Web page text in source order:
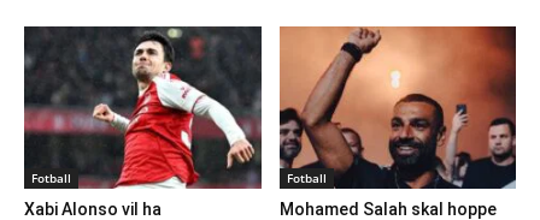
Fotball
Xabi Alonso vil ha
Fotball
Mohamed Salah skal hoppe